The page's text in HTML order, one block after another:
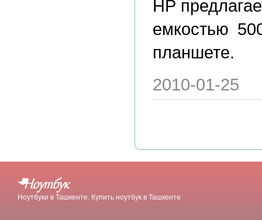
HP
емкостью
планшете.
2010-01-25
Ноутбуки в Ташкенте. Купить ноутбук в Ташкенте